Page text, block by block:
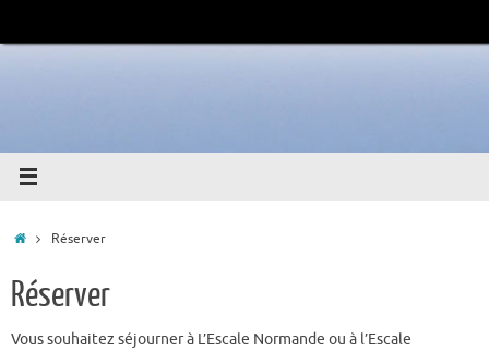
AccueilRéserver
Réserver
Vous souhaitez séjourner à L’Escale Normande ou à l’Escale